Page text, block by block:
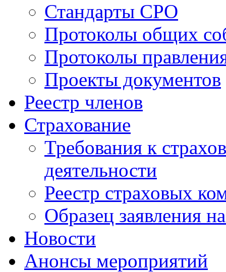
Стандарты СРО
Протоколы общих
Протоколы
Проекты документов
Реестр членов
Страхование
Требования к
деятельности
Реестр страховых
Образец заявления
Новости
Анонсы мероприятий